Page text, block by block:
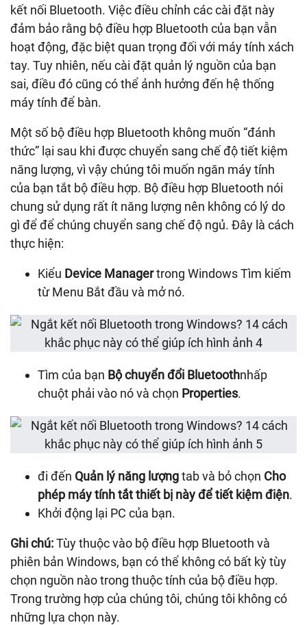
kết nối Bluetooth. Việc điều chỉnh các cài đặt này
đảm bảo rằng bộ điều hợp Bluetooth của bạn vẫn
hoạt động, đặc biệt quan trọng đối với máy tính xách
tay. Tuy nhiên, nếu cài đặt quản lý nguồn của bạn
sai, điều đó cũng có thể ảnh hưởng đến hệ thống
máy tính để bàn.
Một số bộ điều hợp Bluetooth không muốn “đánh
thức” lại sau khi được chuyển sang chế độ tiết kiệm
năng lượng, vì vậy chúng tôi muốn ngăn máy tính
của bạn tắt bộ điều hợp. Bộ điều hợp Bluetooth nói
chung sử dụng rất ít năng lượng nên không có lý do
gì để để chúng chuyển sang chế độ ngủ. Đây là cách
thực hiện:
Kiểu Device Managertrong Windows Tìm kiếm
từ Menu Bắt đầu và mở nó.
Tìm của bạn Bộ chuyển đổi Bluetoothnhấp
chuột phải vào nó và chọn Properties.
đi đến Quản lý năng lượngtab và bỏ chọn Cho
phép máy tính tắt thiết bị này để tiết kiệm điện.
Khởi động lại PC của bạn.
Ghi chú:Tùy thuộc vào bộ điều hợp Bluetooth và
phiên bản Windows, bạn có thể không có bất kỳ tùy
chọn nguồn nào trong thuộc tính của bộ điều hợp.
Trong trường hợp của chúng tôi, chúng tôi không có
những lựa chọn này.